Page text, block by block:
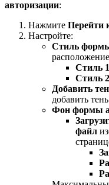
авторизации:
Нажмите Перейти
Настройте:
Стиль
Стиль 1
Стиль 2
Добавить
добавить
Фон формы
файл